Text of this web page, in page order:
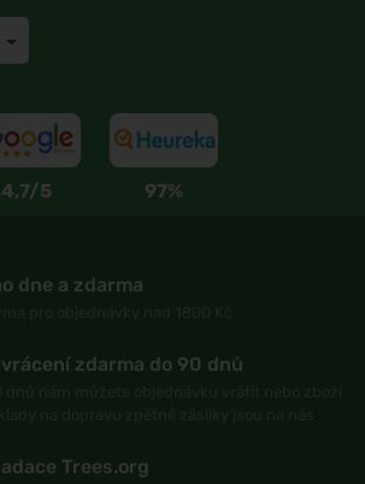
4,7/5 97%
dne a zdarma
zdarma do 90 dnů
Trees.org